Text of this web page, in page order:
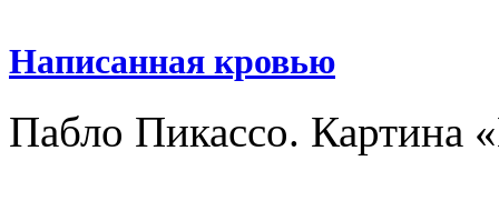
Написанная кровью
Пабло Пикассо. Картина